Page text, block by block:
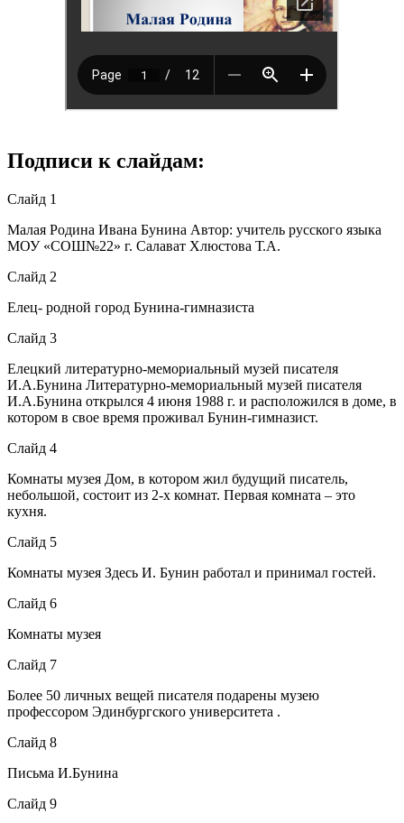
Подписи к слайдам:
Слайд 1
Малая Родина Ивана Бунина Автор: учитель русского языка
МОУ «СОШ№22» г. Салават Хлюстова Т.А.
Слайд 2
Елец- родной город Бунина-гимназиста
Слайд 3
Елецкий литературно-мемориальный музей писателя
И.А.Бунина Литературно-мемориальный музей писателя
И.А.Бунина открылся 4 июня 1988 г. и расположился в доме, в
котором в свое время проживал Бунин-гимназист.
Слайд 4
Комнаты музея Дом, в котором жил будущий писатель,
небольшой, состоит из 2-х комнат. Первая комната – это
кухня.
Слайд 5
Комнаты музея Здесь И. Бунин работал и принимал гостей.
Слайд 6
Комнаты музея
Слайд 7
Более 50 личных вещей писателя подарены музею
профессором Эдинбургского университета .
Слайд 8
Письма И.Бунина
Слайд 9